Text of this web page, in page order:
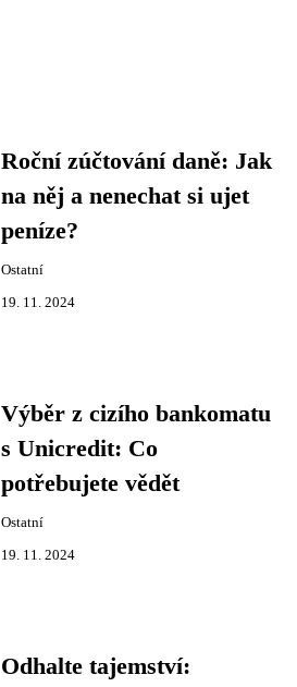
Roční zúčtování daně: Jak
na něj a nenechat si ujet
peníze?
Ostatní
19. 11. 2024
Výběr z cizího bankomatu
s Unicredit: Co
potřebujete vědět
Ostatní
19. 11. 2024
Odhalte tajemství: